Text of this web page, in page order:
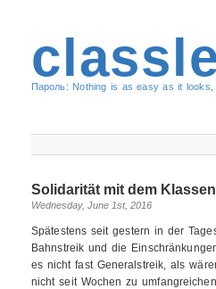
Пароль: Nothing is as easy as it
Solidarität mit dem
Wednesday, June 1st, 2016
Spätestens seit gestern in der
Bahnstreik und die
es nicht fast Generalstreik, als
nicht seit Wochen zu